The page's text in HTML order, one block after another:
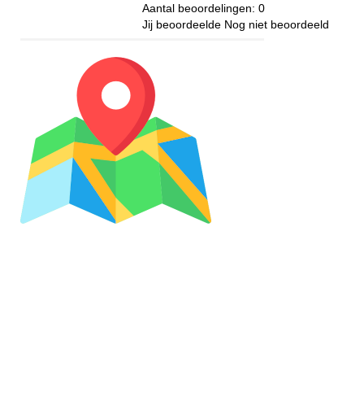
Aantal beoordelingen: 0
Jij beoordeelde Nog niet beoordeeld